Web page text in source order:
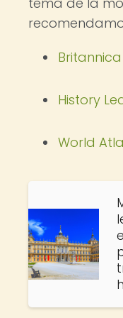
Britannica
History
World